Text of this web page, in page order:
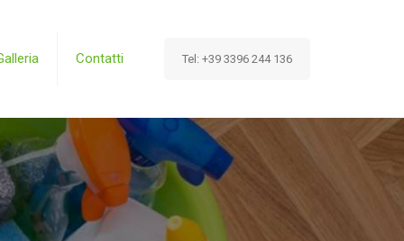
Contatti Tel: +39 3396 244 136